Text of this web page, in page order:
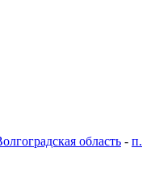
область - п.